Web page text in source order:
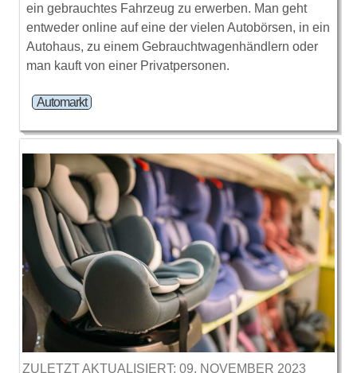
ein gebrauchtes Fahrzeug zu erwerben. Man geht
entweder online auf eine der vielen Autobörsen, in ein
Autohaus, zu einem Gebrauchtwagenhändlern oder
man kauft von einer Privatpersonen.
Automarkt
ZULETZT AKTUALISIERT: 09. NOVEMBER 2023